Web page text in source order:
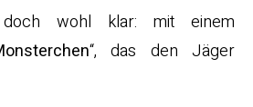
wohl klar: mit einem
“, das den Jäger